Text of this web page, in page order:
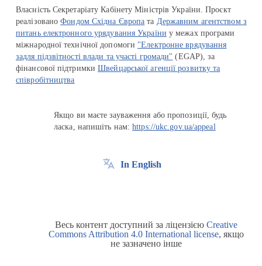
Власність Секретаріату Кабінету Міністрів України. Проєкт
реалізованоФондом Східна Європа та Державним агентством з
питань електронного урядування України у межах програми
міжнародної технічної допомоги "Електронне врядування
задля підзвітності влади та участі громади" (EGAP), за
фінансової підтримкиШвейцарської агенції розвитку та
співробітництва
Якщо ви маєте зауваження або пропозиції, будь
ласка, напишіть нам:https://ukc.gov.ua/appeal
In English
Весь контент доступний за ліцензією Creative
Commons Attribution 4.0 International license, якщо
не зазначено інше